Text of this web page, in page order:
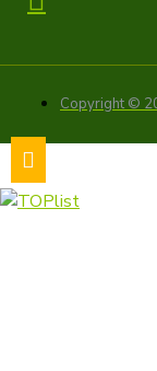
Copyright ©